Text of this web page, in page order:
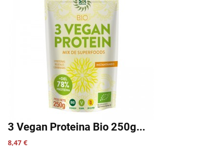
3 Vegan Proteina Bio 250g...
Precio
8,47 €